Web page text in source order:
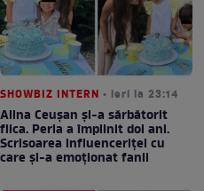
SHOWBIZ INTERN • ieri la 23:14
Alina Ceușan și-a sărbătorit
fiica. Perla a împlinit doi ani.
Scrisoarea influenceriței cu
care și-a emoționat fanii